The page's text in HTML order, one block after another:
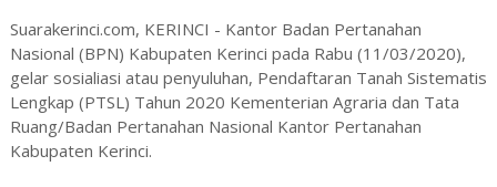
Suarakerinci.com, KERINCI - Kantor Badan Pertanahan
Nasional (BPN) Kabupaten Kerinci pada Rabu (11/03/2020),
gelar sosialiasi atau penyuluhan, Pendaftaran Tanah Sistematis
Lengkap (PTSL) Tahun 2020 Kementerian Agraria dan Tata
Ruang/Badan Pertanahan Nasional Kantor Pertanahan
Kabupaten Kerinci.